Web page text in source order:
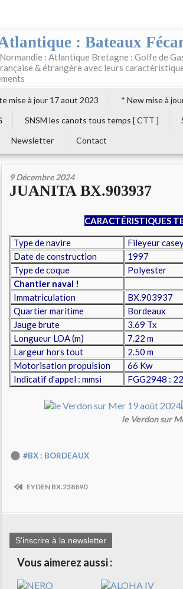
: Bateaux
: Atlantique Bretagne : Golfe de
& étrangère avec leurs
mise à jour 17 aout 2023
* New mise à
SNSM les canots tous temps [ CTT ]
Newsletter Contact
9 Décembre 2024
JUANITA BX.903937
CARACTÉRISTIQUES
Type de navire
Fileyeur
Date de construction
1997
Type de coque
Polyester
Chantier naval !
Immatriculation
BX.903937
Quartier maritime
Bordeaux
Jauge brute
3.69 Tx
Longueur LOA (m)
7.22 m
Largeur hors tout
2.50 m
Motorisation propulsion
66 Kw
Indicatif d'appel : mmsi
FGG2948 :
le Verdon sur
#BX : BORDEAUX
EYDEN BX.238890
S'inscrire à la newsletter
Vous aimerez aussi :